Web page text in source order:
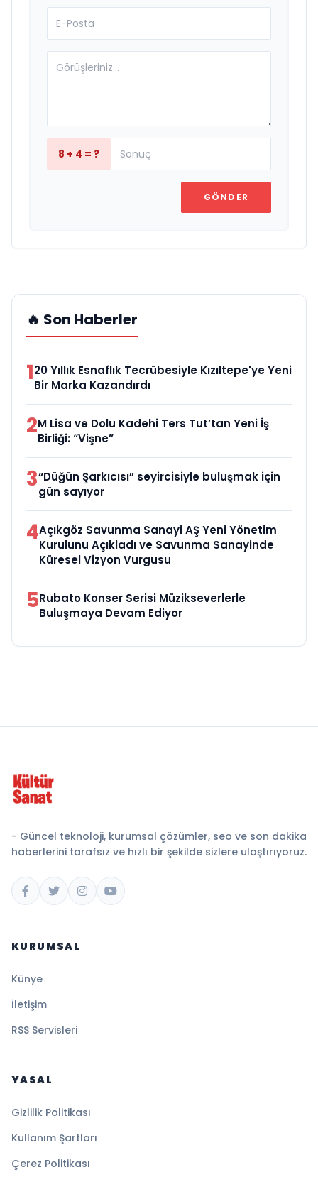
8 + 4 = ?
GÖNDER
🔥 Son Haberler
120 Yıllık Esnaflık Tecrübesiyle Kızıltepe'ye Yeni
Bir Marka Kazandırdı
2M Lisa ve Dolu Kadehi Ters Tut’tan Yeni İş
Birliği: “Vişne”
3“Düğün Şarkıcısı” seyircisiyle buluşmak için
gün sayıyor
4Açıkgöz Savunma Sanayi AŞ Yeni Yönetim
Kurulunu Açıkladı ve Savunma Sanayinde
Küresel Vizyon Vurgusu
5Rubato Konser Serisi Müzikseverlerle
Buluşmaya Devam Ediyor
- Güncel teknoloji, kurumsal çözümler, seo ve son dakika
haberlerini tarafsız ve hızlı bir şekilde sizlere ulaştırıyoruz.
KURUMSAL
Künye
İletişim
RSS Servisleri
YASAL
Gizlilik Politikası
Kullanım Şartları
Çerez Politikası